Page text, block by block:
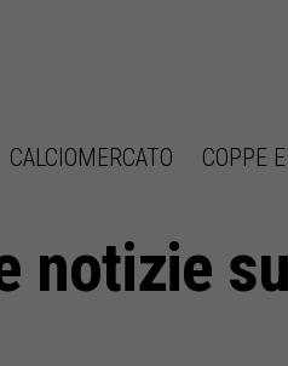
CALCIOMERCATO COPPE
notizie